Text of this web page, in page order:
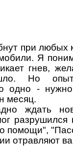
при любых
Я
гнев,
Но
одно -
месяц.
ждать
разрушился
помощи",
отравляют